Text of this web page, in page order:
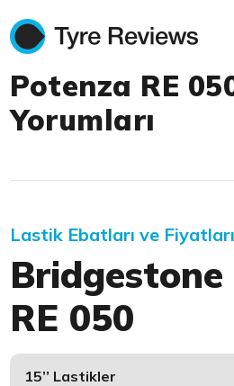
Potenza RE
Yorumları
Lastik Ebatları ve Fiyatları
RE 050
15’’ Lastikler